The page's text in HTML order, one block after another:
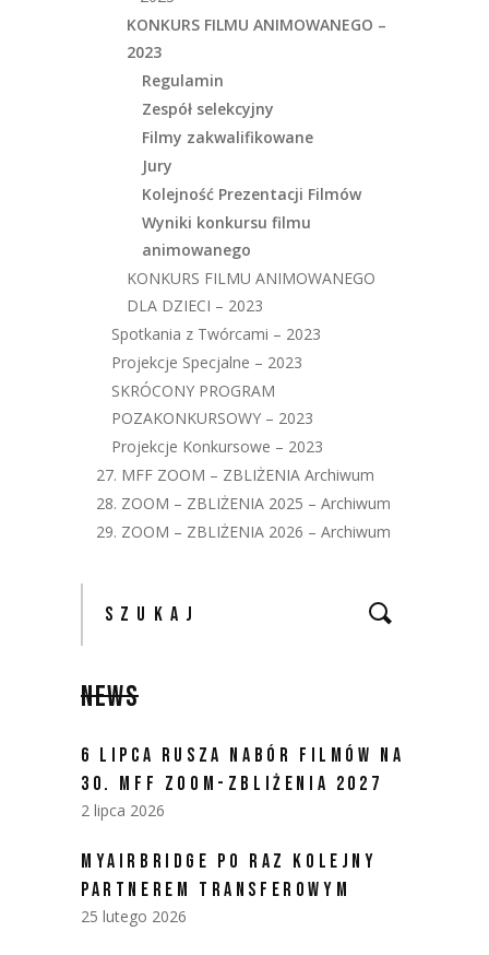
KONKURS FILMU ANIMOWANEGO –
2023
Regulamin
Zespół selekcyjny
Filmy zakwalifikowane
Jury
Kolejność Prezentacji Filmów
Wyniki konkursu filmu
animowanego
KONKURS FILMU ANIMOWANEGO
DLA DZIECI – 2023
Spotkania z Twórcami – 2023
Projekcje Specjalne – 2023
SKRÓCONY PROGRAM
POZAKONKURSOWY – 2023
Projekcje Konkursowe – 2023
27. MFF ZOOM – ZBLIŻENIA Archiwum
28. ZOOM – ZBLIŻENIA 2025 – Archiwum
29. ZOOM – ZBLIŻENIA 2026 – Archiwum
NEWS
6 LIPCA RUSZA NABÓR FILMÓW NA
30. MFF ZOOM-ZBLIŻENIA 2027
2 lipca 2026
MYAIRBRIDGE PO RAZ KOLEJNY
PARTNEREM TRANSFEROWYM
25 lutego 2026